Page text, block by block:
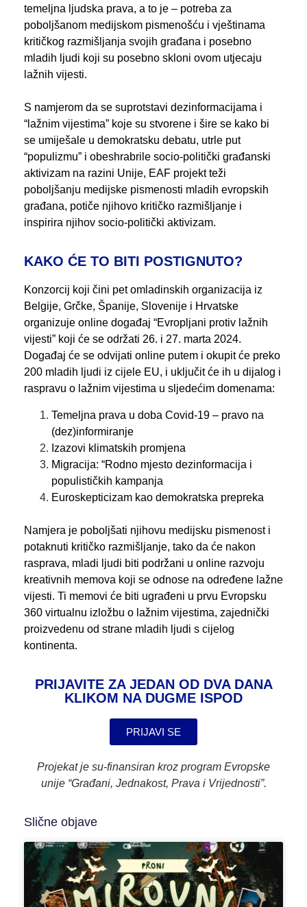
temeljna ljudska prava, a to je – potreba za
poboljšanom medijskom pismenošću i vještinama
kritičkog razmišljanja svojih građana i posebno
mladih ljudi koji su posebno skloni ovom utjecaju
lažnih vijesti.
S namjerom da se suprotstavi dezinformacijama i
“lažnim vijestima” koje su stvorene i šire se kako bi
se umiješale u demokratsku debatu, utrle put
“populizmu” i obeshrabrile socio-politički građanski
aktivizam na razini Unije, EAF projekt teži
poboljšanju medijske pismenosti mladih evropskih
građana, potiče njihovo kritičko razmišljanje i
inspirira njihov socio-politički aktivizam.
KAKO ĆE TO BITI POSTIGNUTO?
Konzorcij koji čini pet omladinskih organizacija iz
Belgije, Grčke, Španije, Slovenije i Hrvatske
organizuje online događaj “Evropljani protiv lažnih
vijesti” koji će se održati 26. i 27. marta 2024.
Događaj će se odvijati online putem i okupit će preko
200 mladih ljudi iz cijele EU, i uključit će ih u dijalog i
raspravu o lažnim vijestima u sljedećim domenama:
Temeljna prava u doba Covid-19 – pravo na
(dez)informiranje
Izazovi klimatskih promjena
Migracija: “Rodno mjesto dezinformacija i
populističkih kampanja
Euroskepticizam kao demokratska prepreka
Namjera je poboljšati njihovu medijsku pismenost i
potaknuti kritičko razmišljanje, tako da će nakon
rasprava, mladi ljudi biti podržani u online razvoju
kreativnih memova koji se odnose na određene lažne
vijesti. Ti memovi će biti ugrađeni u prvu Evropsku
360 virtualnu izložbu o lažnim vijestima, zajednički
proizvedenu od strane mladih ljudi s cijelog
kontinenta.
PRIJAVITE ZA JEDAN OD DVA DANA
KLIKOM NA DUGME ISPOD
PRIJAVI SE
Projekat je su-finansiran kroz program Evropske
unije “Građani, Jednakost, Prava i Vrijednosti”.
Slične objave